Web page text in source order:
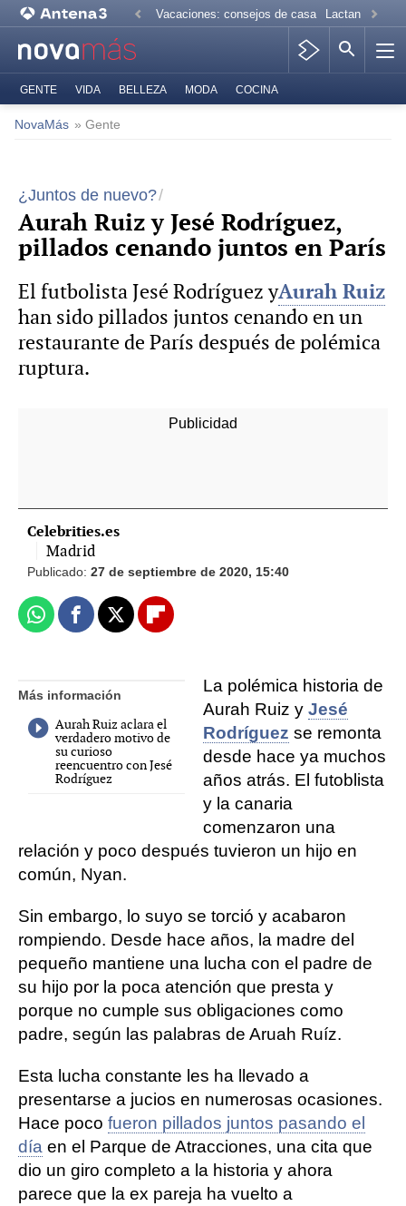
Vacaciones: consejos de casa Lactancia
GENTE VIDA BELLEZA MODA COCINA
NovaMás » Gente
¿Juntos de nuevo?
Aurah Ruiz y Jesé Rodríguez,
pillados cenando juntos en París
El futbolista Jesé Rodríguez yAurah Ruiz
han sido pillados juntos cenando en un
restaurante de París después de polémica
ruptura.
Celebrities.es
Madrid
Publicado: 27 de septiembre de 2020, 15:40
WhatsappFacebook
X Flipboard
Más información
Aurah Ruiz aclara el
verdadero motivo de
su curioso
reencuentro con Jesé
Rodríguez
La polémica historia de
Aurah Ruiz y Jesé
Rodríguez se remonta
desde hace ya muchos
años atrás. El futoblista
y la canaria
comenzaron una
relación y poco después tuvieron un hijo en
común, Nyan.
Sin embargo, lo suyo se torció y acabaron
rompiendo. Desde hace años, la madre del
pequeño mantiene una lucha con el padre de
su hijo por la poca atención que presta y
porque no cumple sus obligaciones como
padre, según las palabras de Aruah Ruíz.
Esta lucha constante les ha llevado a
presentarse a jucios en numerosas ocasiones.
Hace poco fueron pillados juntos pasando el
día en el Parque de Atracciones, una cita que
dio un giro completo a la historia y ahora
parece que la ex pareja ha vuelto a